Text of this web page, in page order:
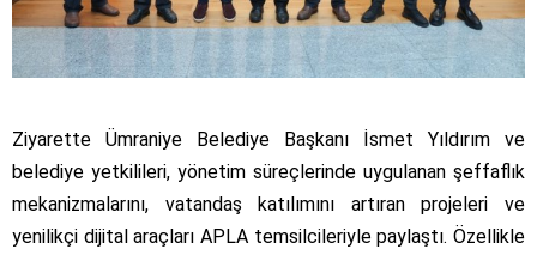
Ziyarette Ümraniye Belediye Başkanı İsmet Yıldırım ve
belediye yetkilileri, yönetim süreçlerinde uygulanan şeffaflık
mekanizmalarını, vatandaş katılımını artıran projeleri ve
yenilikçi dijital araçları APLA temsilcileriyle paylaştı. Özellikle